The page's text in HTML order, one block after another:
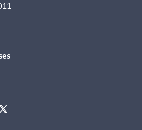
twitter_outline